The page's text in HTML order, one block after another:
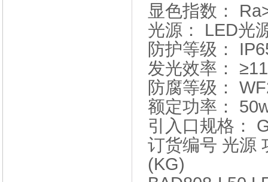
显色指数：
光源： LED光
防护等级：
发光效率：
防腐等级：
额定功率：
引入口规格：
订货编号 光源
(KG)